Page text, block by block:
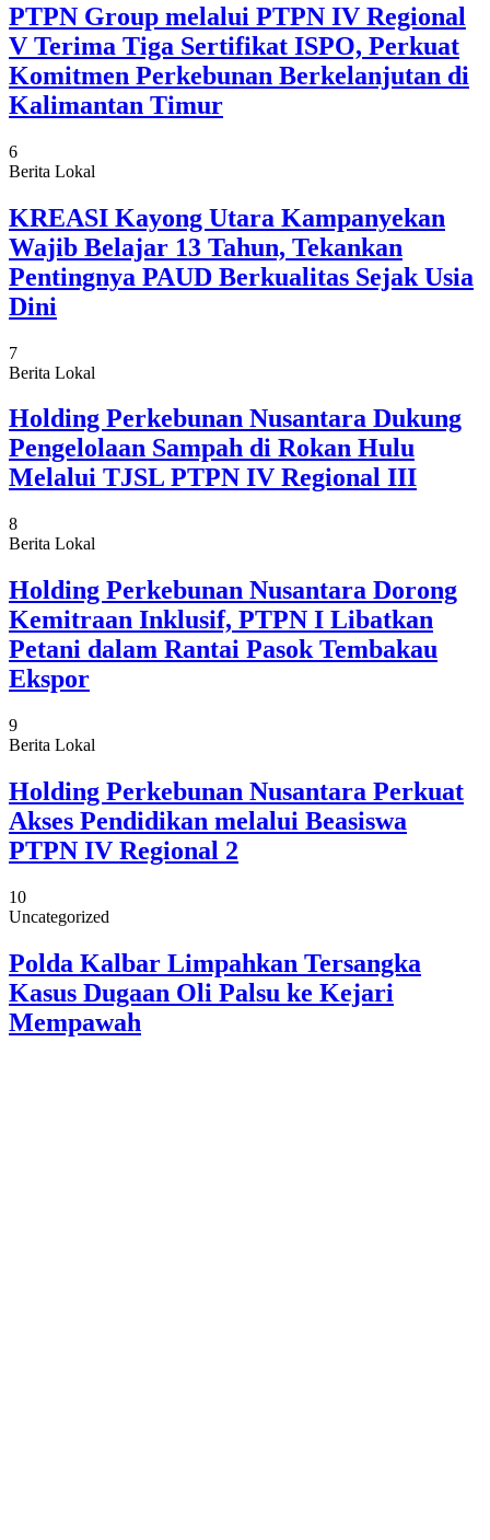
PTPN Group melalui PTPN IV Regional
V Terima Tiga Sertifikat ISPO, Perkuat
Komitmen Perkebunan Berkelanjutan di
Kalimantan Timur
6
Berita Lokal
KREASI Kayong Utara Kampanyekan
Wajib Belajar 13 Tahun, Tekankan
Pentingnya PAUD Berkualitas Sejak Usia
Dini
7
Berita Lokal
Holding Perkebunan Nusantara Dukung
Pengelolaan Sampah di Rokan Hulu
Melalui TJSL PTPN IV Regional III
8
Berita Lokal
Holding Perkebunan Nusantara Dorong
Kemitraan Inklusif, PTPN I Libatkan
Petani dalam Rantai Pasok Tembakau
Ekspor
9
Berita Lokal
Holding Perkebunan Nusantara Perkuat
Akses Pendidikan melalui Beasiswa
PTPN IV Regional 2
10
Uncategorized
Polda Kalbar Limpahkan Tersangka
Kasus Dugaan Oli Palsu ke Kejari
Mempawah